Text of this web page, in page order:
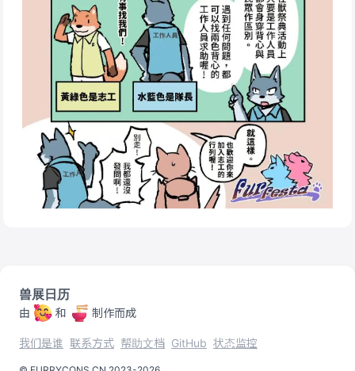
兽展日历
由 和 制作而成
我们是谁 联系方式 帮助文档 GitHub 状态监控